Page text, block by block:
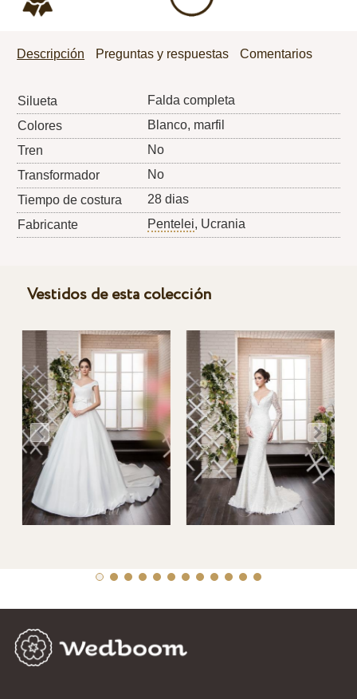
Descripción Preguntas y respuestas Comentarios
Silueta
Falda completa
Colores
Blanco, marfil
Tren
No
Transformador
No
Tiempo de costura
28 dias
Fabricante
Pentelei, Ucrania
Vestidos de esta colección